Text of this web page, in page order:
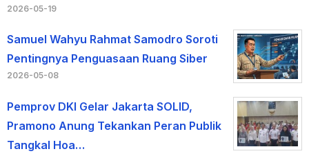
2026-05-19
Samuel Wahyu Rahmat Samodro Soroti
Pentingnya Penguasaan Ruang Siber
2026-05-08
Pemprov DKI Gelar Jakarta SOLID,
Pramono Anung Tekankan Peran Publik
Tangkal Hoa…